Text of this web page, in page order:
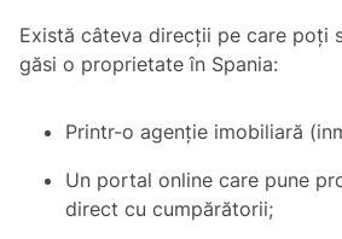
Există câteva direcții pe care poți
găsi o proprietate în Spania:
Printr-o agenție imobiliară (
Un portal online care pune
direct cu cumpărătorii;